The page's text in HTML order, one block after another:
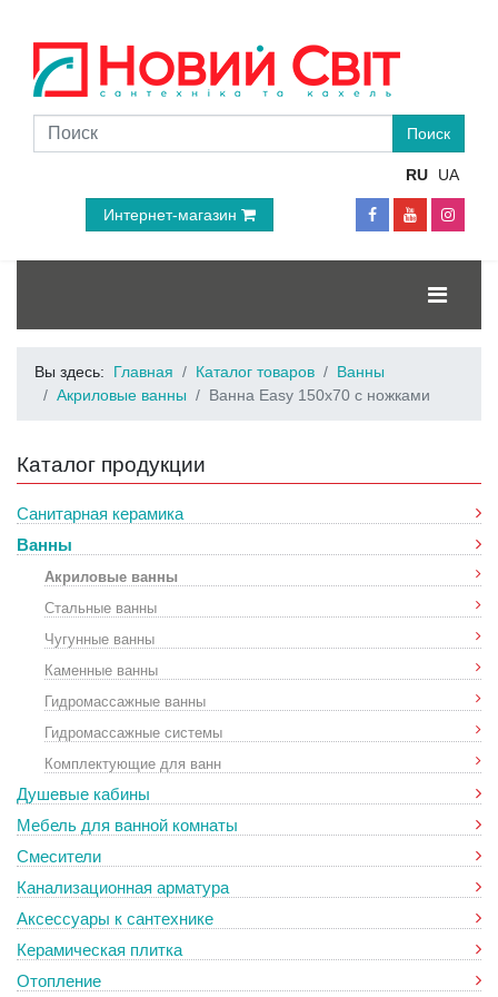
RU UA
Интернет-магазин
Вы здесь: Главная Каталог товаров
Ванны
Акриловые ванны
Ванна Easy 150x70 с ножками
Каталог продукции
Санитарная керамика
Ванны
Акриловые ванны
Стальные ванны
Чугунные ванны
Каменные ванны
Гидромассажные ванны
Гидромассажные системы
Комплектующие для ванн
Душевые кабины
Мебель для ванной комнаты
Смесители
Канализационная арматура
Аксессуары к сантехнике
Керамическая плитка
Отопление